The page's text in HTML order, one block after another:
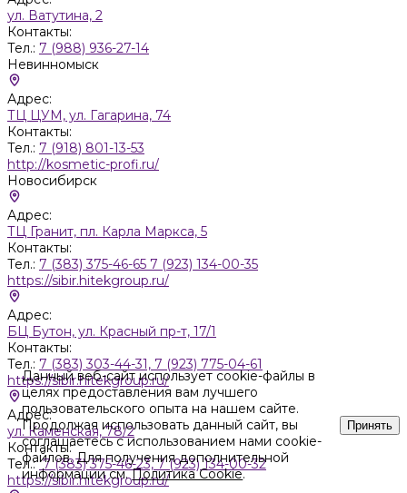
ул. Ватутина, 2
Контакты:
Тел.: 7 (988) 936-27-14
Невинномыск
Адрес:
ТЦ ЦУМ, ул. Гагарина, 74
Контакты:
Тел.: 7 (918) 801-13-53
http://kosmetic-profi.ru/
Новосибирск
Адрес:
ТЦ Гранит, пл. Карла Маркса, 5
Контакты:
Тел.: 7 (383) 375-46-65 7 (923) 134-00-35
https://sibir.hitekgroup.ru/
Адрес:
БЦ Бутон, ул. Красный пр-т, 17/1
Контакты:
Тел.: 7 (383) 303-44-31, 7 (923) 775-04-61
https://sibir.hitekgroup.ru/
Адрес:
ул. Каменская, 78/2
Контакты:
Тел.:7 (383) 375-46-23, 7 (923) 134-00-32
https://sibir.hitekgroup.ru/
Данный веб-сайт использует cookie-файлы в
целях предоставления вам лучшего
пользовательского опыта на нашем сайте.
Продолжая использовать данный сайт, вы
соглашаетесь с использованием нами cookie-
файлов. Для получения дополнительной
информации см.Политика Cookie.
Принять